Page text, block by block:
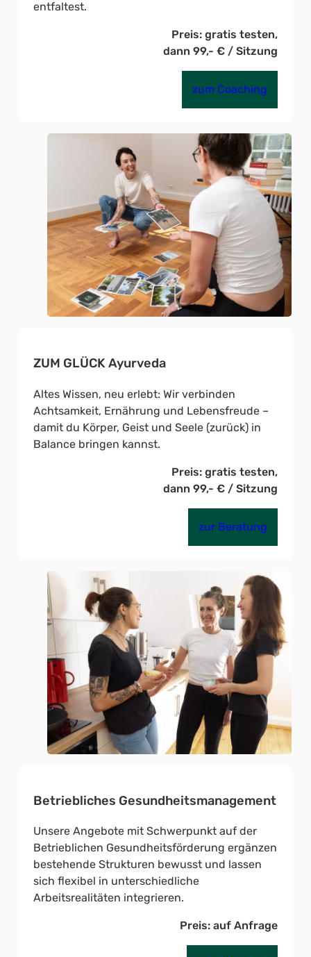
entfaltest.
Preis: gratis testen,
dann 99,- € / Sitzung
zum Coaching
ZUM GLÜCK Ayurveda
Altes Wissen, neu erlebt: Wir verbinden
Achtsamkeit, Ernährung und Lebensfreude –
damit du Körper, Geist und Seele (zurück) in
Balance bringen kannst.
Preis: gratis testen,
dann 99,- € / Sitzung
zur Beratung
Betriebliches Gesundheitsmanagement
Unsere Angebote mit Schwerpunkt auf der
Betrieblichen Gesundheitsförderung ergänzen
bestehende Strukturen bewusst und lassen
sich flexibel in unterschiedliche
Arbeitsrealitäten integrieren.
Preis: auf Anfrage